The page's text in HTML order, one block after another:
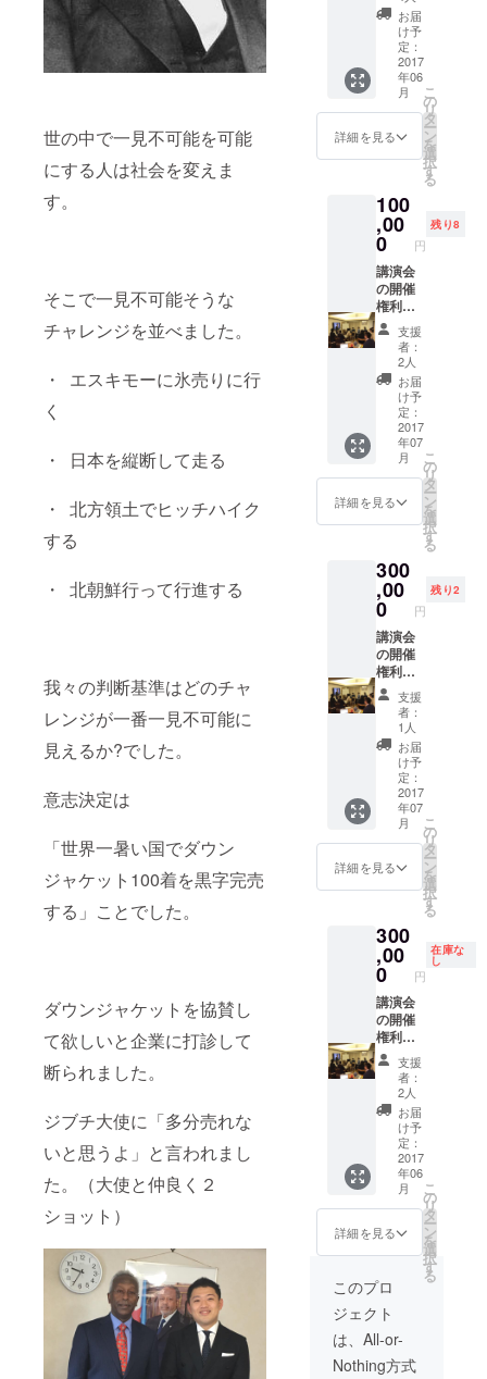
世の中で一見不可能を可能
にする人は社会を変えま
す。
そこで一見不可能そうな
チャレンジを並べました。
・ エスキモーに氷売りに行
く
・ 日本を縦断して走る
・ 北方領土でヒッチハイク
する
・ 北朝鮮行って行進する
我々の判断基準はどのチャ
レンジが一番一見不可能に
見えるか?でした。
意志決定は
「世界一暑い国でダウン
ジャケット100着を黒字完売
する」ことでした。
ダウンジャケットを協賛し
て欲しいと企業に打診して
断られました。
ジブチ大使に「多分売れな
いと思うよ」と言われまし
た。（大使と仲良く２
ショット）
推しメ
ンは誰
です
か？
くの票
を獲得
したグ
ループ
はジブ
チで収
録する
ビデオ
なたへ
オリジ
ナル
メッ
セージ
をお届
けしま
す。あ
なたの
推しメ
ンは誰
です
か？
チャレ
ンジ投
票権と
は？ 今
回ジブ
チでダ
ウン
ジャ
ケット
を販売
いう一
見不可
能なこ
とを可
能にし
にいく7
人の
侍。そ
の侍を
応援す
る意味
で投票
してい
ただき
ます。
最も多
くの票
を獲得
したグ
ループ
チで収
録する
ビデオ
で主役
とな
り、あ
なたへ
オリジ
ナル
メッ
セージ
をお届
けしま
す。あ
なたの
推しメ
ンは誰
です
か？
ンジし
た7人の
うち1名
が貴社
へ伺
い、
「一見
不可能
なこと
を可能
る」と
いう
テーマ
で講演
会を行
いま
す）
お届
け予
定：
2017
年06
月
詳細を見る
こ
の
リ
タ
ー
ン
を
選
択
す
る
100
,00
0 円
残り8
講演会
の開催
権利
（ジブ
チで
チャレ
ンジし
た7人の
うち1名
が貴社
へ伺
い、
「一見
不可能
なこと
を可能
る」と
いう
テーマ
で講演
会を行
いま
す） ※
こちら
の講演
会の提
供は7月
以降に
なりま
す。
支援
者：
2人
お届
け予
定：
2017
年07
月
詳細を見る
こ
の
リ
タ
ー
ン
を
選
択
す
る
300
,00
0 円
残り2
講演会
の開催
権利
（ジブ
チで
チャレ
ンジし
た7人全
員で貴
社へ伺
い、
「一見
不可能
なこと
を可能
にす
いう
テーマ
で講演
会＋グ
ループ
討論型
のコー
チング
セッ
ション
を行い
ます）
※こちら
の講演
会は7月
以降の
ご提供
となり
ます。
支援
者：
1人
お届
け予
定：
2017
年07
月
詳細を見る
こ
の
リ
タ
ー
ン
を
選
択
す
る
300
,00
0 円
在庫な
し
講演会
の開催
権利
（ジブ
チで
チャレ
ンジし
た7人全
員で貴
社へ伺
い、
「一見
不可能
なこと
を可能
にす
る」と
いう
テーマ
で講演
会＋グ
ループ
支援
者：
2人
お届
け予
定：
2017
年06
月
詳細を見る
こ
の
リ
タ
ー
ン
を
選
択
す
る
このプロ
ジェクト
は、All-or-
Nothing方式